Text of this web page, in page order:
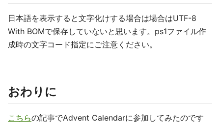
日本語を表示すると文字化けする場合は場合はUTF-8
With BOMで保存していないと思います。ps1ファイル作
成時の文字コード指定にご注意ください。
おわりに
こちらの記事でAdvent Calendarに参加してみたのです